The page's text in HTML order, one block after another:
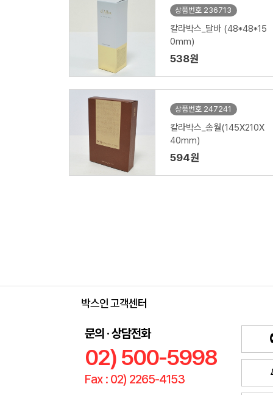
상품번호 236713
칼라박스_달바 (48*48*15
0mm)
538원
상품번호 247241
칼라박스_송월(145X210X
40mm)
594원
박스인 고객센터
문의 · 상담전화
02) 500-5998
Fax : 02) 2265-4153